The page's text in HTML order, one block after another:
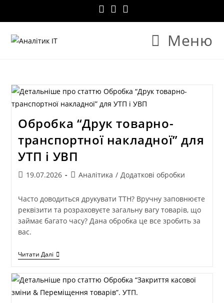
Меню
Обробка “Друк товарно-
транспортної накладної” для
УТП і УВП
19.07.2026 Аналітика / Додаткові обробки
Часто доводиться друкувати ТТН? Вручну заповнюєте
реквізити та розраховуєте загальну вагу товарів, що
займає багато часу? Дана обробка це все зробить за
вас.
Читати Далі